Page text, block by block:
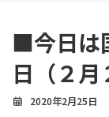
■今日は
日（２月
2020年2月25日